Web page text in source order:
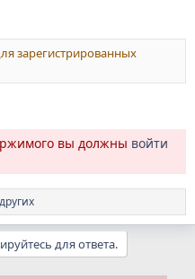
зарегистрированных
вы должны войти
для ответа.